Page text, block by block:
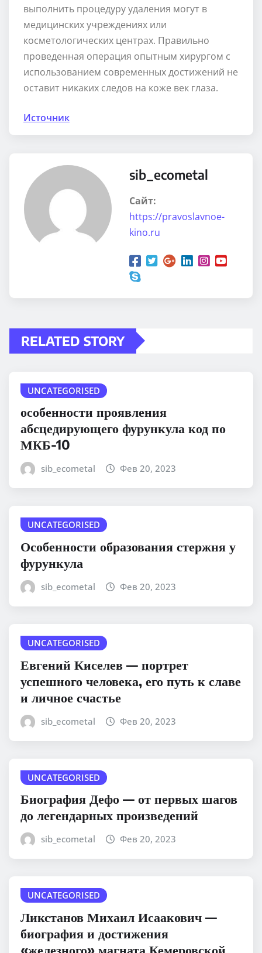
выполнить процедуру удаления могут в
медицинских учреждениях или
косметологических центрах. Правильно
проведенная операция опытным хирургом с
использованием современных достижений не
оставит никаких следов на коже век глаза.
Источник
sib_ecometal
Сайт:
https://pravoslavnoe-
kino.ru
RELATED STORY
UNCATEGORISED
особенности проявления
абсцедирующего фурункула код по
МКБ-10
sib_ecometal Фев 20, 2023
UNCATEGORISED
Особенности образования стержня у
фурункула
sib_ecometal Фев 20, 2023
UNCATEGORISED
Евгений Киселев — портрет
успешного человека, его путь к славе
и личное счастье
sib_ecometal Фев 20, 2023
UNCATEGORISED
Биография Дефо — от первых шагов
до легендарных произведений
sib_ecometal Фев 20, 2023
UNCATEGORISED
Ликстанов Михаил Исаакович —
биография и достижения
«железного» магната Кемеровской